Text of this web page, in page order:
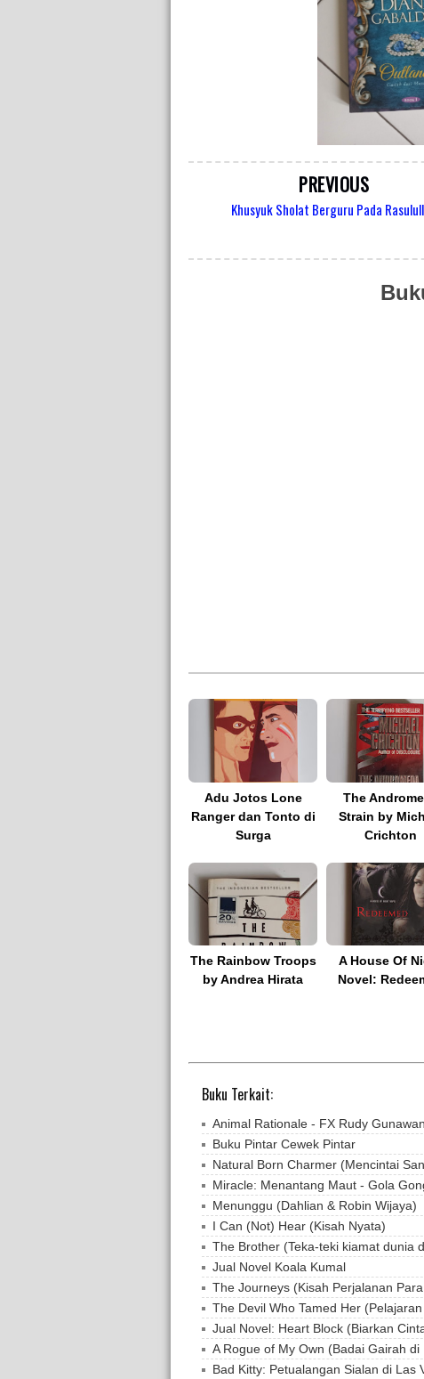
PREVIOUS
Khusyuk Sholat Berguru Pada
Adu Jotos Lone
Ranger dan Tonto di
Surga
The
Strain by
Crichton
The Rainbow Troops
by Andrea Hirata
A House Of
Novel:
Buku Terkait:
Animal Rationale - FX Rudy Gunawan
Buku Pintar Cewek Pintar
Natural Born Charmer (Mencintai
Miracle: Menantang Maut - Gola
Menunggu (Dahlian & Robin Wijaya)
I Can (Not) Hear (Kisah Nyata)
The Brother (Teka-teki kiamat dunia
Jual Novel Koala Kumal
The Journeys (Kisah Perjalanan
The Devil Who Tamed Her
Jual Novel: Heart Block (Biarkan
A Rogue of My Own (Badai Gairah
Bad Kitty: Petualangan Sialan di Las